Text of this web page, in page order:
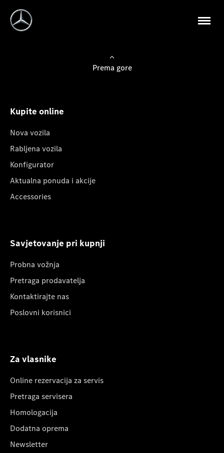
Prema gore
Kupite online
Nova vozila
Rabljena vozila
Konfigurator
Aktualna ponuda i akcije
Accessories
Savjetovanje pri kupnji
Probna vožnja
Pretraga prodavatelja
Kontaktirajte nas
Poslovni korisnici
Za vlasnike
Online rezervacija za servis
Pretraga servisera
Homologacija
Dodatna oprema
Newsletter